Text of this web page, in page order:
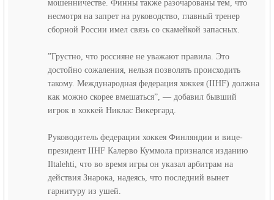
мошенничестве. Финны также разочарованы тем, что
несмотря на запрет на руководство, главный тренер
сборной России имел связь со скамейкой запасных.
”Грустно, что россияне не уважают правила. Это
достойно сожаления, нельзя позволять происходить
такому. Международная федерация хоккея (IIHF) должна
как можно скорее вмешаться”, — добавил бывший
игрок в хоккей Никлас Викергард.
Руководитель федерации хоккея Финляндии и вице-
президент IIHF Калерво Куммола признался изданию
Iltalehti, что во время игры он указал арбитрам на
действия Знарока, надеясь, что последний вынет
гарнитуру из ушей.